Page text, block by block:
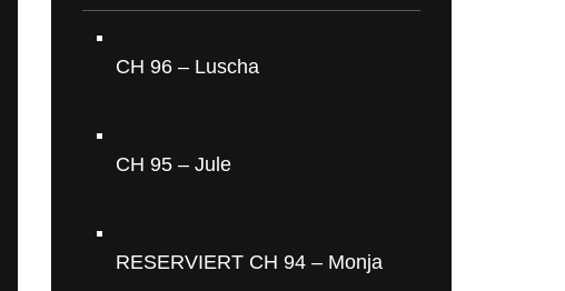
CH 96 – Luscha
CH 95 – Jule
RESERVIERT CH 94 – Monja